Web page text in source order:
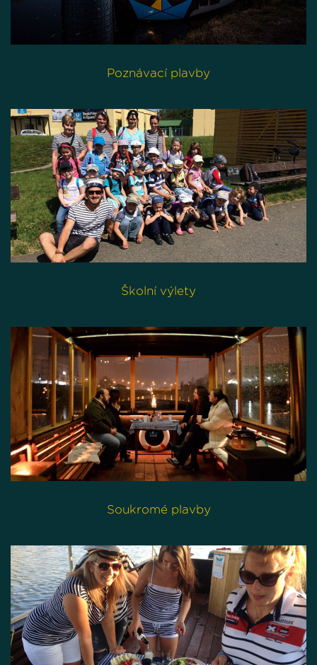
Poznávací plavby
Školní výlety
Soukromé plavby